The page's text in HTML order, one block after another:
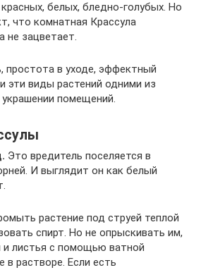
белых, бледно-голубых. Но
что комнатная Крассула
не зацветает.
простота в уходе, эффектный
эти виды растений одними из
помещений.
Это вредитель поселяется в
И выглядит он как белый
растение под струей теплой
спирт. Но не опрыскивать им,
и листья с помощью ватной
в растворе. Если есть